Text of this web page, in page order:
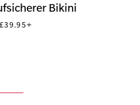
Bikini
SONDERPREIS
£39.95